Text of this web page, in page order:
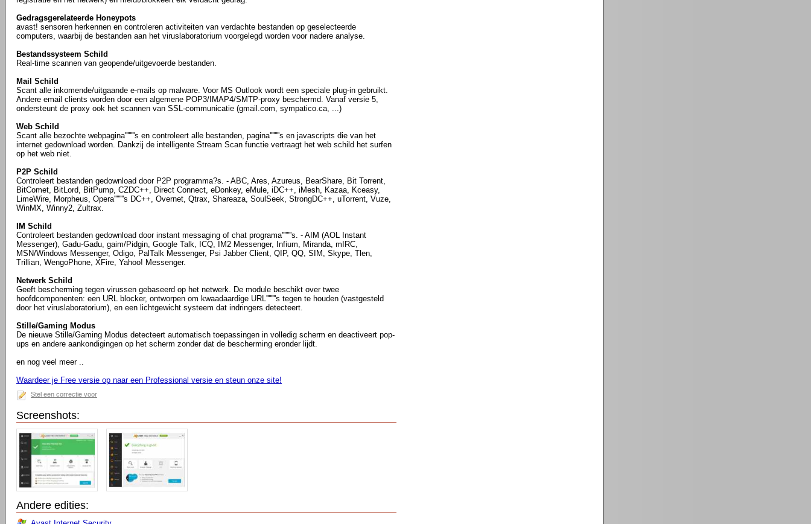
Gedragsgerelateerde Honeypots
avast! sensoren herkennen en controleren activiteiten van verdachte bestanden op geselecteerde
computers, waarbij de bestanden aan het viruslaboratorium voorgelegd worden voor nadere analyse.
Bestandssysteem Schild
Real-time scannen van geopende/uitgevoerde bestanden.
Mail Schild
Scant alle inkomende/uitgaande e-mails op malware. Voor MS Outlook wordt een speciale plug-in gebruikt.
Andere email clients worden door een algemene POP3/IMAP4/SMTP-proxy beschermd. Vanaf versie 5,
ondersteunt de proxy ook het scannen van SSL-communicatie (gmail.com, sympatico.ca, ...)
Web Schild
Scant alle bezochte webpagina''''''''s en controleert alle bestanden, pagina''''''''s en javascripts die van het
internet gedownload worden. Dankzij de intelligente Stream Scan functie vertraagt het web schild het surfen
op het web niet.
P2P Schild
Controleert bestanden gedownload door P2P programma?s. - ABC, Ares, Azureus, BearShare, Bit Torrent,
BitComet, BitLord, BitPump, CZDC++, Direct Connect, eDonkey, eMule, iDC++, iMesh, Kazaa, Kceasy,
LimeWire, Morpheus, Opera''''''''s DC++, Overnet, Qtrax, Shareaza, SoulSeek, StrongDC++, uTorrent, Vuze,
WinMX, Winny2, Zultrax.
IM Schild
Controleert bestanden gedownload door instant messaging of chat programa''''''''s. - AIM (AOL Instant
Messenger), Gadu-Gadu, gaim/Pidgin, Google Talk, ICQ, IM2 Messenger, Infium, Miranda, mIRC,
MSN/Windows Messenger, Odigo, PalTalk Messenger, Psi Jabber Client, QIP, QQ, SIM, Skype, Tlen,
Trillian, WengoPhone, XFire, Yahoo! Messenger.
Netwerk Schild
Geeft bescherming tegen virussen gebaseerd op het netwerk. De module beschikt over twee
hoofdcomponenten: een URL blocker, ontworpen om kwaadaardige URL''''''''s tegen te houden (vastgesteld
door het viruslaboratorium), en een lichtgewicht systeem dat indringers detecteert.
Stille/Gaming Modus
De nieuwe Stille/Gaming Modus detecteert automatisch toepassingen in volledig scherm en deactiveert pop-
ups en andere aankondigingen op het scherm zonder dat de bescherming eronder lijdt.
en nog veel meer ..
Waardeer je Free versie op naar een Professional versie en steun onze site!
Stel een correctie voor
Screenshots:
Andere edities: